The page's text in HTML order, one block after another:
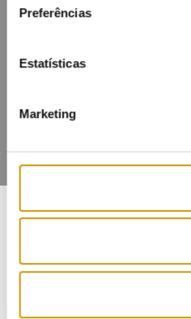
Preferências
Estatísticas
Marketing